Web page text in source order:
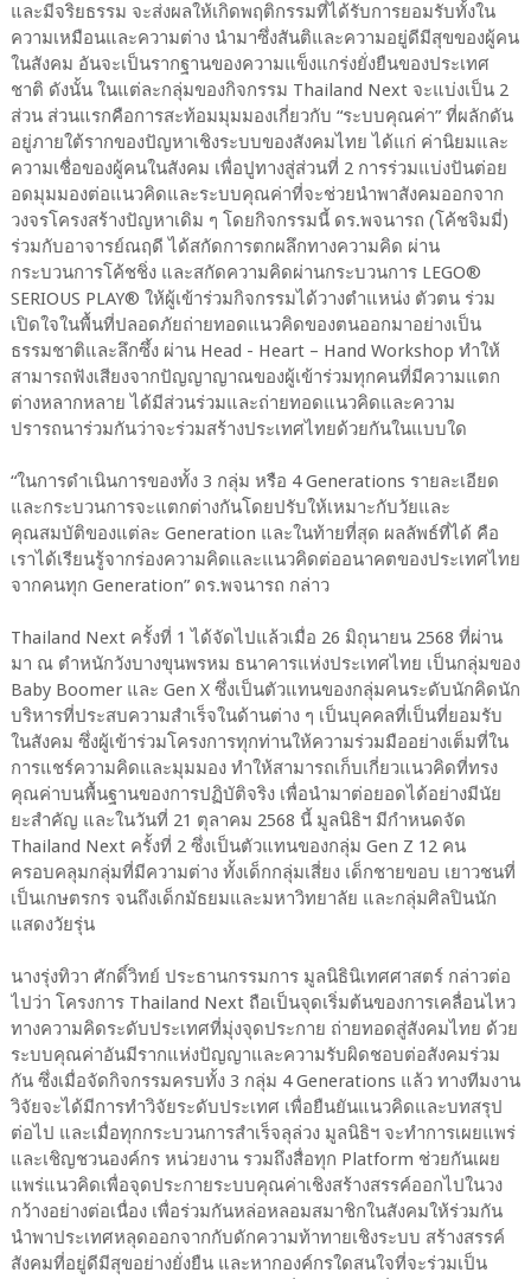
และมีจริยธรรม จะส่งผลให้เกิดพฤติกรรมที่ได้รับการยอมรับทั้งใน
ความเหมือนและความต่าง นำมาซึ่งสันติและความอยู่ดีมีสุขของผู้คน
ในสังคม อันจะเป็นรากฐานของความแข็งแกร่งยั่งยืนของประเทศ
ชาติ ดังนั้น ในแต่ละกลุ่มของกิจกรรม Thailand Next จะแบ่งเป็น 2
ส่วน ส่วนแรกคือการสะท้อมมุมมองเกี่ยวกับ “ระบบคุณค่า” ที่ผลักดัน
อยู่ภายใต้รากของปัญหาเชิงระบบของสังคมไทย ได้แก่ ค่านิยมและ
ความเชื่อของผู้คนในสังคม เพื่อปูทางสู่ส่วนที่ 2 การร่วมแบ่งปันต่อย
อดมุมมองต่อแนวคิดและระบบคุณค่าที่จะช่วยนำพาสังคมออกจาก
วงจรโครงสร้างปัญหาเดิม ๆ โดยกิจกรรมนี้ ดร.พจนารถ (โค้ชจิมมี่)
ร่วมกับอาจารย์ณฤดี ได้สกัดการตกผลึกทางความคิด ผ่าน
กระบวนการโค้ชชิ่ง และสกัดความคิดผ่านกระบวนการ LEGO®
SERIOUS PLAY® ให้ผู้เข้าร่วมกิจกรรมได้วางตำแหน่ง ตัวตน ร่วม
เปิดใจในพื้นที่ปลอดภัยถ่ายทอดแนวคิดของตนออกมาอย่างเป็น
ธรรมชาติและลึกซึ้ง ผ่าน Head - Heart – Hand Workshop ทำให้
สามารถฟังเสียงจากปัญญาญาณของผู้เข้าร่วมทุกคนที่มีความแตก
ต่างหลากหลาย ได้มีส่วนร่วมและถ่ายทอดแนวคิดและความ
ปรารถนาร่วมกันว่าจะร่วมสร้างประเทศไทยด้วยกันในแบบใด
“ในการดำเนินการของทั้ง 3 กลุ่ม หรือ 4 Generations รายละเอียด
และกระบวนการจะแตกต่างกันโดยปรับให้เหมาะกับวัยและ
คุณสมบัติของแต่ละ Generation และในท้ายที่สุด ผลลัพธ์ที่ได้ คือ
เราได้เรียนรู้จากร่องความคิดและแนวคิดต่ออนาคตของประเทศไทย
จากคนทุก Generation” ดร.พจนารถ กล่าว
Thailand Next ครั้งที่ 1 ได้จัดไปแล้วเมื่อ 26 มิถุนายน 2568 ที่ผ่าน
มา ณ ตำหนักวังบางขุนพรหม ธนาคารแห่งประเทศไทย เป็นกลุ่มของ
Baby Boomer และ Gen X ซึ่งเป็นตัวแทนของกลุ่มคนระดับนักคิดนัก
บริหารที่ประสบความสำเร็จในด้านต่าง ๆ เป็นบุคคลที่เป็นที่ยอมรับ
ในสังคม ซึ่งผู้เข้าร่วมโครงการทุกท่านให้ความร่วมมืออย่างเต็มที่ใน
การแชร์ความคิดและมุมมอง ทำให้สามารถเก็บเกี่ยวแนวคิดที่ทรง
คุณค่าบนพื้นฐานของการปฏิบัติจริง เพื่อนำมาต่อยอดได้อย่างมีนัย
ยะสำคัญ และในวันที่ 21 ตุลาคม 2568 นี้ มูลนิธิฯ มีกำหนดจัด
Thailand Next ครั้งที่ 2 ซึ่งเป็นตัวแทนของกลุ่ม Gen Z 12 คน
ครอบคลุมกลุ่มที่มีความต่าง ทั้งเด็กกลุ่มเสี่ยง เด็กชายขอบ เยาวชนที่
เป็นเกษตรกร จนถึงเด็กมัธยมและมหาวิทยาลัย และกลุ่มศิลปินนัก
แสดงวัยรุ่น
​นางรุ่งทิวา ศักดิ์วิทย์ ประธานกรรมการ มูลนิธินิเทศศาสตร์ กล่าวต่อ
ไปว่า โครงการ Thailand Next ถือเป็นจุดเริ่มต้นของการเคลื่อนไหว
ทางความคิดระดับประเทศที่มุ่งจุดประกาย ถ่ายทอดสู่สังคมไทย ด้วย
ระบบคุณค่าอันมีรากแห่งปัญญาและความรับผิดชอบต่อสังคมร่วม
กัน ซึ่งเมื่อจัดกิจกรรมครบทั้ง 3 กลุ่ม 4 Generations แล้ว ทางทีมงาน
วิจัยจะได้มีการทำวิจัยระดับประเทศ เพื่อยืนยันแนวคิดและบทสรุป
ต่อไป และเมื่อทุกกระบวนการสำเร็จลุล่วง มูลนิธิฯ จะทำการเผยแพร่
และเชิญชวนองค์กร หน่วยงาน รวมถึงสื่อทุก Platform ช่วยกันเผย
แพร่แนวคิดเพื่อจุดประกายระบบคุณค่าเชิงสร้างสรรค์ออกไปในวง
กว้างอย่างต่อเนื่อง เพื่อร่วมกันหล่อหลอมสมาชิกในสังคมให้ร่วมกัน
นำพาประเทศหลุดออกจากกับดักความท้าทายเชิงระบบ สร้างสรรค์
สังคมที่อยู่ดีมีสุขอย่างยั่งยืน และหากองค์กรใดสนใจที่จะร่วมเป็น